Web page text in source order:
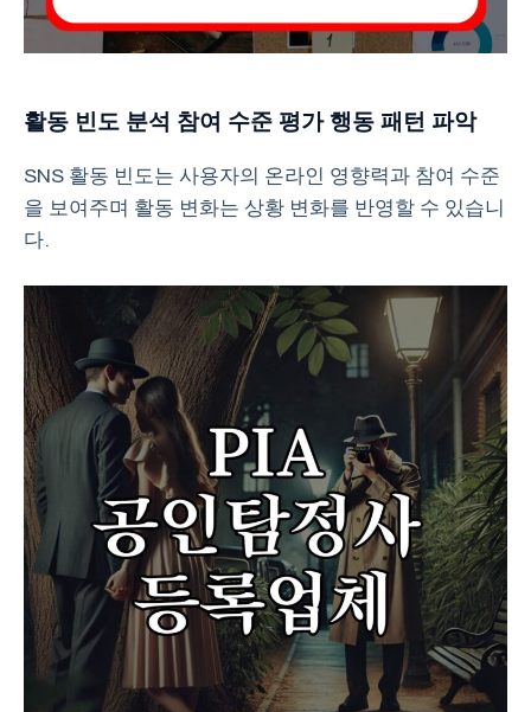
활동 빈도 분석 참여 수준 평가 행동 패턴 파악
SNS 활동 빈도는 사용자의 온라인 영향력과 참여 수준
을 보여주며 활동 변화는 상황 변화를 반영할 수 있습니
다.